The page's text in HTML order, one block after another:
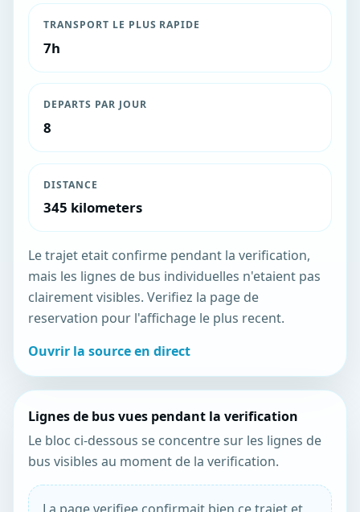
TRANSPORT LE PLUS RAPIDE
7h
DEPARTS PAR JOUR
8
DISTANCE
345 kilometers
Le trajet etait confirme pendant la verification,
mais les lignes de bus individuelles n'etaient pas
clairement visibles. Verifiez la page de
reservation pour l'affichage le plus recent.
Ouvrir la source en direct
Lignes de bus vues pendant la verification
Le bloc ci-dessous se concentre sur les lignes de
bus visibles au moment de la verification.